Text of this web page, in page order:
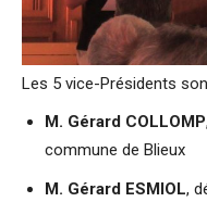
Les 5 vice-Présidents
M. Gérard COLLOMP
commune de Blieux
M. Gérard ESMIOL,